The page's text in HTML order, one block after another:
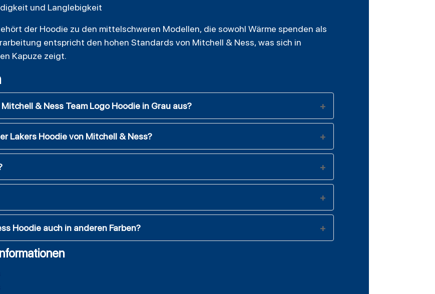
und Langlebigkeit
der Hoodie zu den mittelschweren Modellen, die sowohl Wärme spenden als
entspricht den hohen Standards von Mitchell & Ness, was sich in
Kapuze zeigt.
& Ness Team Logo Hoodie in Grau aus?
Lakers Hoodie von Mitchell & Ness?
Hoodie auch in anderen Farben?